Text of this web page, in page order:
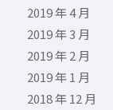
2019 年 4 月
2019 年 3 月
2019 年 2 月
2019 年 1 月
2018 年 12 月